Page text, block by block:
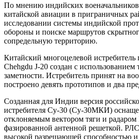
По мнению индийских
китайской авиации в приграничных
исследовании системы индийской
обороны и поиске маршрутов
сопредельную территорию.
Китайский многоцелевой истребитель
Chehgdu J-20 создан с использованием
заметности. Истребитель принят на
построено девять прототипов и два
Созданная для Индии версия
истребителя Су-30 (Су-30МКИ)
отклоняемым вектором тяги и радаром
фазированной антенной решеткой.
высокой разрешающей способностью и